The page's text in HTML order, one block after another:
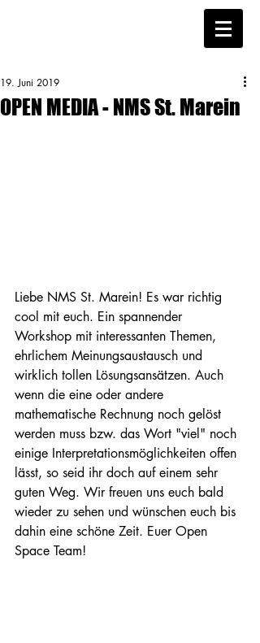
OPEN MEDIA - NMS St. Marein
19. Juni 2019
Liebe NMS St. Marein! Es war richtig
cool mit euch. Ein spannender
Workshop mit interessanten Themen,
ehrlichem Meinungsaustausch und
wirklich tollen Lösungsansätzen. Auch
wenn die eine oder andere
mathematische Rechnung noch gelöst
werden muss bzw. das Wort "viel" noch
einige Interpretationsmöglichkeiten offen
lässt, so seid ihr doch auf einem sehr
guten Weg. Wir freuen uns euch bald
wieder zu sehen und wünschen euch bis
dahin eine schöne Zeit. Euer Open
Space Team!